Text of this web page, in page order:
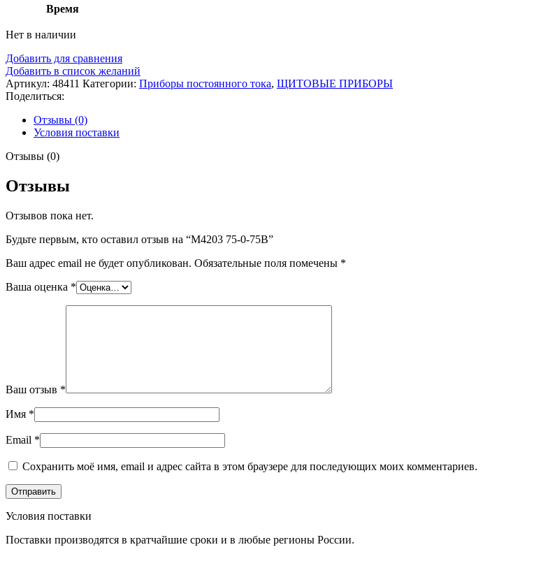
Время
Нет в наличии
Добавить для сравнения
Добавить в список желаний
Артикул: 48411 Категории: Приборы постоянного тока, ЩИТОВЫЕ ПРИБОРЫ
Поделиться:
Отзывы (0)
Условия поставки
Отзывы (0)
Отзывы
Отзывов пока нет.
Будьте первым, кто оставил отзыв на “М4203 75-0-75В”
Ваш адрес email не будет опубликован. Обязательные поля помечены *
Ваша оценка *
Ваш отзыв *
Имя *
Email *
Сохранить моё имя, email и адрес сайта в этом браузере для последующих моих комментариев.
Условия поставки
Поставки производятся в кратчайшие сроки и в любые регионы России.